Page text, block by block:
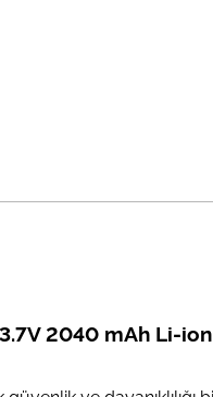
2040 mAh Li-ion